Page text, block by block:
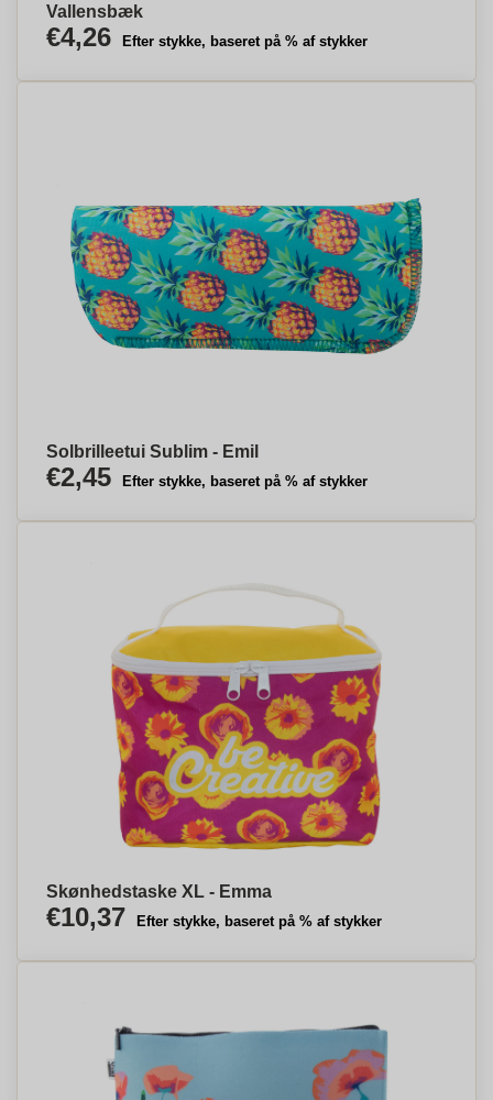
Vallensbæk
€4,26 Efter stykke, baseret på % af stykker
Solbrilleetui Sublim - Emil
€2,45 Efter stykke, baseret på % af stykker
Skønhedstaske XL - Emma
€10,37 Efter stykke, baseret på % af stykker